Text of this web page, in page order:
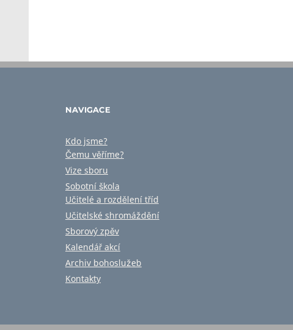
NAVIGACE
Kdo jsme?
Čemu věříme?
Vize sboru
Sobotní škola
Učitelé a rozdělení tříd
Učitelské shromáždění
Sborový zpěv
Kalendář akcí
Archiv bohoslužeb
Kontakty